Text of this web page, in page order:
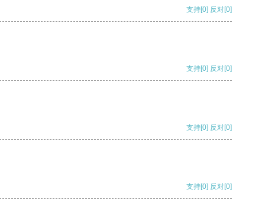
支持[0] 反对[0]
支持[0] 反对[0]
支持[0] 反对[0]
支持[0] 反对[0]